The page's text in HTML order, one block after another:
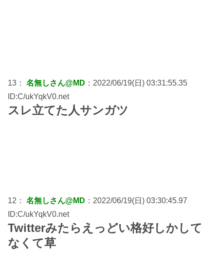
13： 名無しさん@MD ：2022/06/19(日) 03:31:55.35
ID:C/ukYqkV0.net
スレ立てた人サンガツ
12： 名無しさん@MD ：2022/06/19(日) 03:30:45.97
ID:C/ukYqkV0.net
Twitterみたらえっどい格好しかして
なくて草